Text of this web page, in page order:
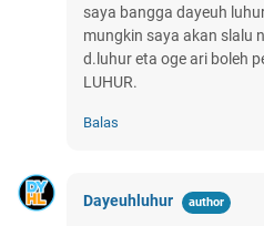
saya bangga dayeuh
mungkin saya akan slalu
d.luhur eta oge ari boleh
LUHUR.
Balas
Dayeuhluhur